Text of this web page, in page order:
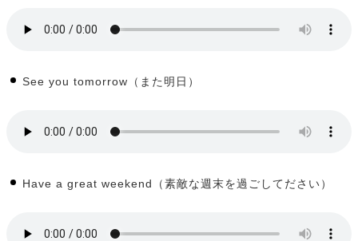
See you tomorrow（また明日）
Have a great weekend（素敵な週末を過ごしてださい）